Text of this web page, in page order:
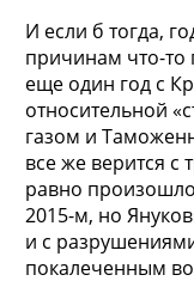
И если б тогда,
причинам что-
еще один год с
относительной
газом и
все же верится с
равно
2015-м, но
и с
покалеченным